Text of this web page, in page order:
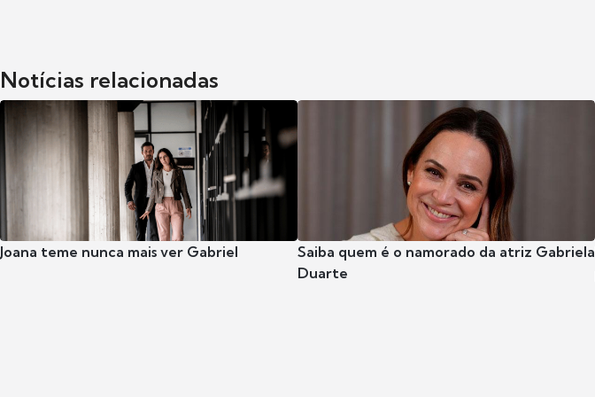
Notícias relacionadas
Joana teme nunca mais ver Gabriel
Saiba quem é o namorado da atriz Gabriela
Duarte